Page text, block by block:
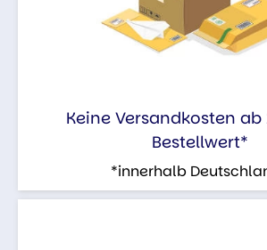
Keine Versandkosten ab
Bestellwert*
*innerhalb